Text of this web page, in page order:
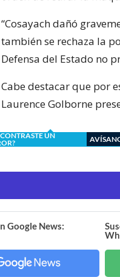
“Cosayach dañó
también se rechaza la
Defensa del Estado no
Cabe destacar que por
Laurence Golborne
UN
Google News: